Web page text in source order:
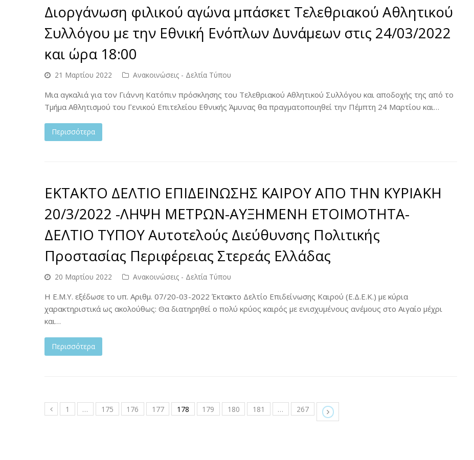
Διοργάνωση φιλικού αγώνα μπάσκετ Τελεθριακού Αθλητικού
Συλλόγου με την Εθνική Ενόπλων Δυνάμεων στις 24/03/2022
και ώρα 18:00
21 Μαρτίου 2022 Ανακοινώσεις - Δελτία Τύπου
Μια αγκαλιά για τον Γιάννη Κατόπιν πρόσκλησης του Τελεθριακού Αθλητικού Συλλόγου και αποδοχής της από το
Τμήμα Αθλητισμού του Γενικού Επιτελείου Εθνικής Άμυνας θα πραγματοποιηθεί την Πέμπτη 24 Μαρτίου και…
Περισσότερα
ΕΚΤΑΚΤΟ ΔΕΛΤΙΟ ΕΠΙΔΕΙΝΩΣΗΣ ΚΑΙΡΟΥ ΑΠΟ ΤΗΝ ΚΥΡΙΑΚΗ
20/3/2022 -ΛΗΨΗ ΜΕΤΡΩΝ-ΑΥΞΗΜΕΝΗ ΕΤΟΙΜΟΤΗΤΑ-
ΔΕΛΤΙΟ ΤΥΠΟΥ Αυτοτελούς Διεύθυνσης Πολιτικής
Προστασίας Περιφέρειας Στερεάς Ελλάδας
20 Μαρτίου 2022 Ανακοινώσεις - Δελτία Τύπου
Η Ε.Μ.Υ. εξέδωσε το υπ. Αριθμ. 07/20-03-2022 Έκτακτο Δελτίο Επιδείνωσης Καιρού (Ε.Δ.Ε.Κ.) με κύρια
χαρακτηριστικά ως ακολούθως: Θα διατηρηθεί ο πολύ κρύος καιρός με ενισχυμένους ανέμους στο Αιγαίο μέχρι
και…
Περισσότερα
1 … 175 176 177 178 179 180 181 … 267